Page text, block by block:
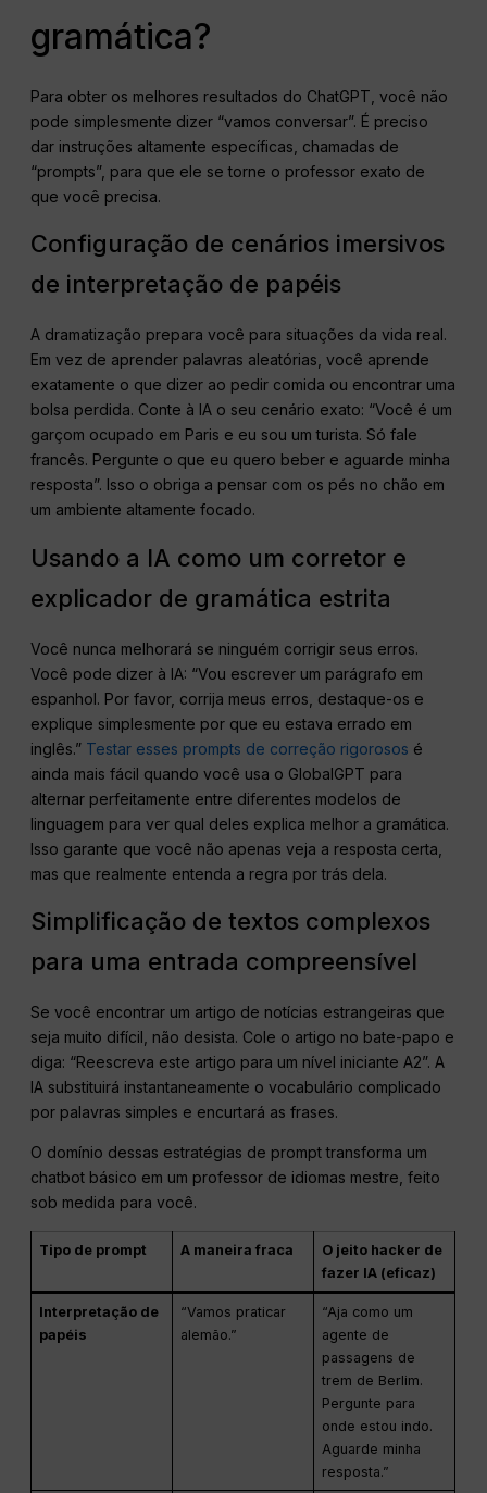
gramática?
Para obter os melhores resultados do ChatGPT, você não
pode simplesmente dizer “vamos conversar”. É preciso
dar instruções altamente específicas, chamadas de
“prompts”, para que ele se torne o professor exato de
que você precisa.
Configuração de cenários imersivos
de interpretação de papéis
A dramatização prepara você para situações da vida real.
Em vez de aprender palavras aleatórias, você aprende
exatamente o que dizer ao pedir comida ou encontrar uma
bolsa perdida. Conte à IA o seu cenário exato: “Você é um
garçom ocupado em Paris e eu sou um turista. Só fale
francês. Pergunte o que eu quero beber e aguarde minha
resposta”. Isso o obriga a pensar com os pés no chão em
um ambiente altamente focado.
Usando a IA como um corretor e
explicador de gramática estrita
Você nunca melhorará se ninguém corrigir seus erros.
Você pode dizer à IA: “Vou escrever um parágrafo em
espanhol. Por favor, corrija meus erros, destaque-os e
explique simplesmente por que eu estava errado em
inglês.” Testar esses prompts de correção rigorosos é
ainda mais fácil quando você usa o GlobalGPT para
alternar perfeitamente entre diferentes modelos de
linguagem para ver qual deles explica melhor a gramática.
Isso garante que você não apenas veja a resposta certa,
mas que realmente entenda a regra por trás dela.
Simplificação de textos complexos
para uma entrada compreensível
Se você encontrar um artigo de notícias estrangeiras que
seja muito difícil, não desista. Cole o artigo no bate-papo e
diga: “Reescreva este artigo para um nível iniciante A2”. A
IA substituirá instantaneamente o vocabulário complicado
por palavras simples e encurtará as frases.
O domínio dessas estratégias de prompt transforma um
chatbot básico em um professor de idiomas mestre, feito
sob medida para você.
Tipo de prompt A maneira fraca
O jeito hacker de
fazer IA (eficaz)
Interpretação de
papéis
“Vamos praticar
alemão.”
“Aja como um
agente de
passagens de
trem de Berlim.
Pergunte para
onde estou indo.
Aguarde minha
resposta.”